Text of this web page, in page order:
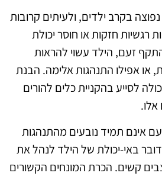
בקרב ילדים, ולעיתים קרובות
רגשיות חזקות או חוסר יכולת
זעם, הילד עשוי להראות
או אפילו התנהגות אלימה. הבנת
לסייע בהקניית כלים להורים
אינם תמיד נובעים מהתנהגות
באי-יכולת של הילד לנהל את
קשים. הכרת המונחים הקשורים